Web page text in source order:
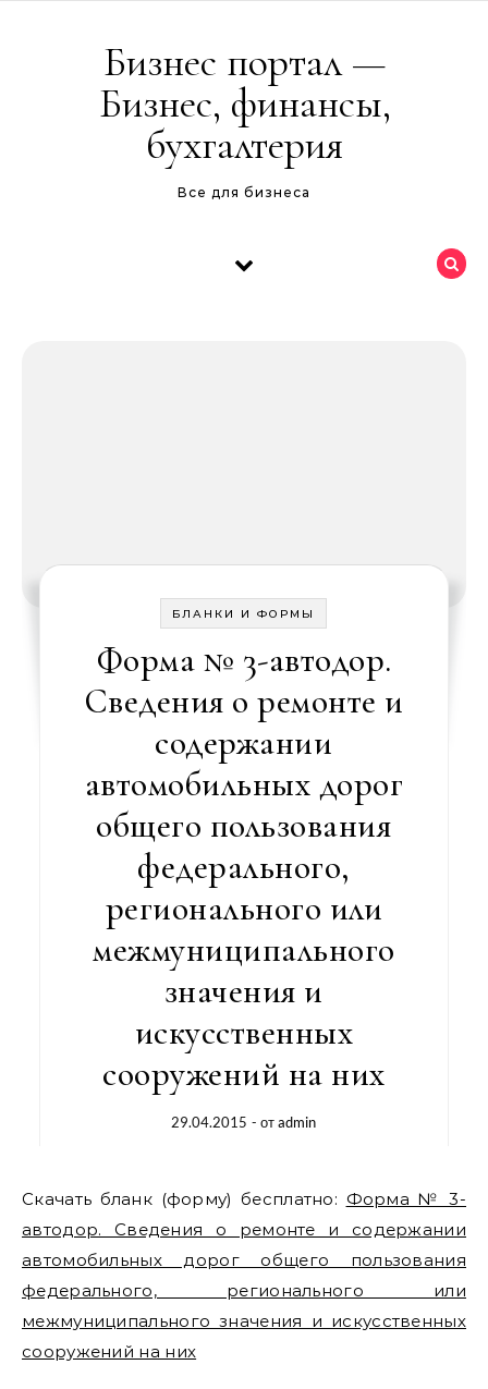
Бизнес портал —
Бизнес, финансы,
бухгалтерия
Все для бизнеса
БЛАНКИ И ФОРМЫ
Форма № 3-автодор.
Сведения о ремонте и
содержании
автомобильных дорог
общего пользования
федерального,
регионального или
межмуниципального
значения и
искусственных
сооружений на них
29.04.2015 - отadmin
Скачать бланк (форму) бесплатно: Форма № 3-
автодор. Сведения о ремонте и содержании
автомобильных дорог общего пользования
федерального, регионального или
межмуниципального значения и искусственных
сооружений на них